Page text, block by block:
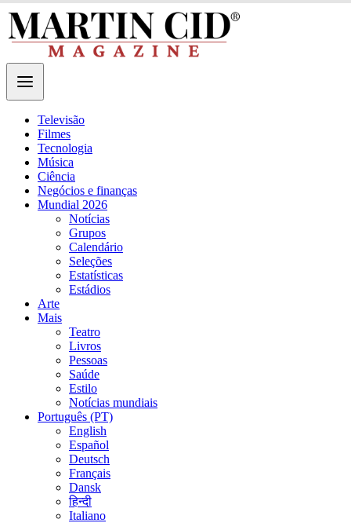
Televisão
Filmes
Tecnologia
Música
Ciência
Negócios e finanças
Mundial 2026
Notícias
Grupos
Calendário
Seleções
Estatísticas
Estádios
Arte
Mais
Teatro
Livros
Pessoas
Saúde
Estilo
Notícias mundiais
Português (PT)
English
Español
Deutsch
Français
Dansk
हिन्दी
Italiano